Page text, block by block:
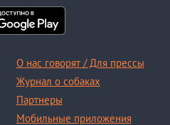
О нас говорят / Для прессы
Журнал о собаках
Партнеры
Мобильные приложения